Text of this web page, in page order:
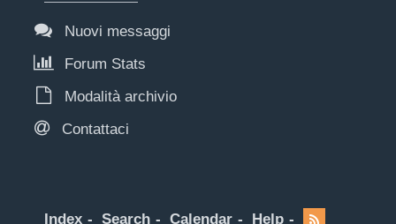
Nuovi messaggi
Forum Stats
Modalità archivio
Contattaci
Index Search Calendar Help